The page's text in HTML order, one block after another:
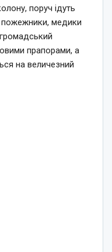
поруч ідуть
пожежники, медики
прапорами, а
на величезний